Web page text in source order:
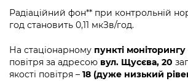
Безбар'єрність
Київська міська військова
Міський застосунок Київ
Важливе під час воєнного стану
Радіаційний фон** при контрольній
год становить 0,11 мкЗв/год.
На стаціонарному пункті моніторингу
повітря за адресою вул. Щусєва, 20
якості повітря – 18 (дуже низький